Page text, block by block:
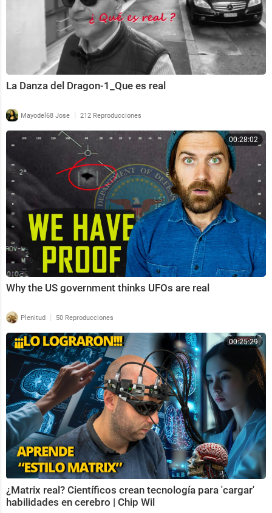
La Danza del Dragon-1_Que es real
Mayodel68 Jose | 212 Reproducciones
00:28:02
Why the US government thinks UFOs are real
Plenitud | 50 Reproducciones
00:25:29
¿Matrix real? Científicos crean tecnología para 'cargar'
habilidades en cerebro | Chip Wil